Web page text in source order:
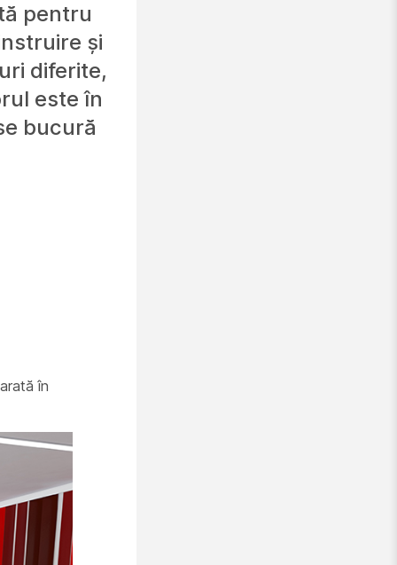
pentru
și
diferite,
este în
bucură
în